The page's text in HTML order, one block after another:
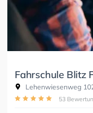
Fahrschule Blitz
Lehenwiesenweg
53